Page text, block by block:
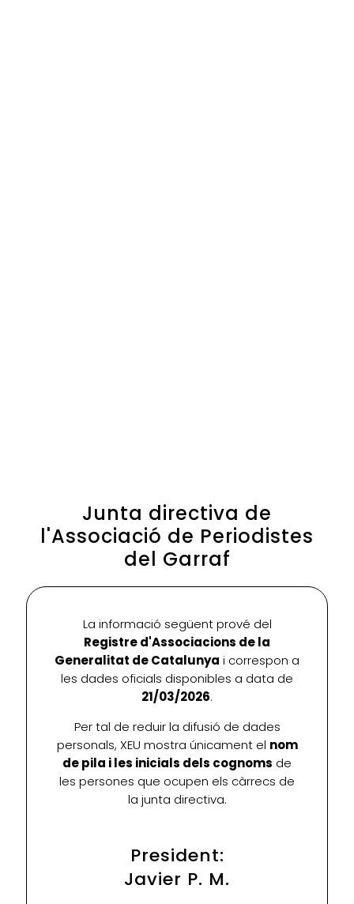
Junta directiva de
l'Associació de Periodistes
del Garraf
La informació següent prové del
Registre d'Associacions de la
Generalitat de Catalunya i correspon a
les dades oficials disponibles a data de
21/03/2026.
Per tal de reduir la difusió de dades
personals, XEU mostra únicament el nom
de pila i les inicials dels cognoms de
les persones que ocupen els càrrecs de
la junta directiva.
President:
Javier P. M.